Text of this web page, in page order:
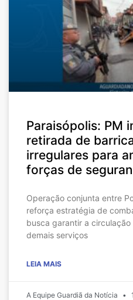
Paraisópolis: PM
retirada de
irregulares para
forças de
Operação conjunta entre
reforça estratégia de
busca garantir a
demais serviços
LEIA MAIS
A Equipe Guardiã da Notícia